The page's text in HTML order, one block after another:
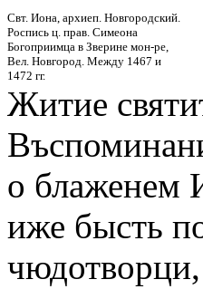
Свт. Иона, архиеп. Новгородский.
Роспись ц. прав. Симеона
Богоприимца в Зверине мон-ре,
Вел. Новгород. Между 1467 и
1472 гг.
Житие
о блаженем
иже бысть